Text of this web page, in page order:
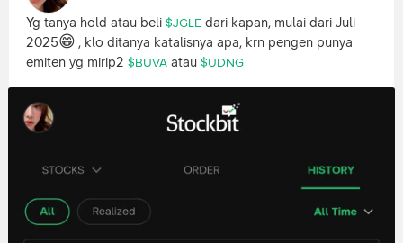
Yg tanya hold atau beli $JGLE dari kapan, mulai dari Juli
2025😁 , klo ditanya katalisnya apa, krn pengen punya
emiten yg mirip2 $BUVA atau $UDNG